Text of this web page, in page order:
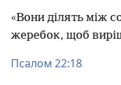
«Вони ділять між
жеребок, щоб
Псалом 22:18